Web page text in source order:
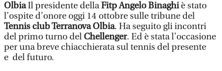
OlbiaIl presidente dellaFitp Angelo Binaghiè stato
l’ospite d’onore oggi 14 ottobre sulle tribune del
Tennis club Terranova Olbia. Ha seguito gli incontri
del primo turno del Chellenger. Ed è stata l’occasione
per una breve chiacchierata sul tennis del presente
e del futuro.